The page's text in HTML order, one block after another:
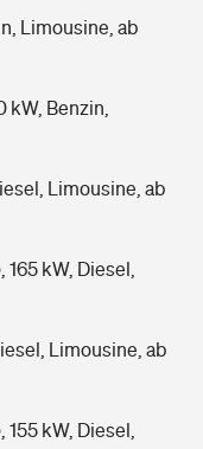
Limousine, ab
kW, Benzin,
Limousine, ab
kW, Diesel,
Limousine, ab
kW, Diesel,